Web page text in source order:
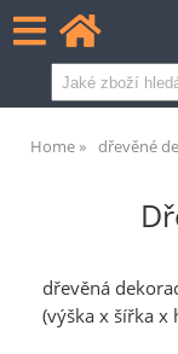
Home dřevěné
dřevěná
(výška x šířka x